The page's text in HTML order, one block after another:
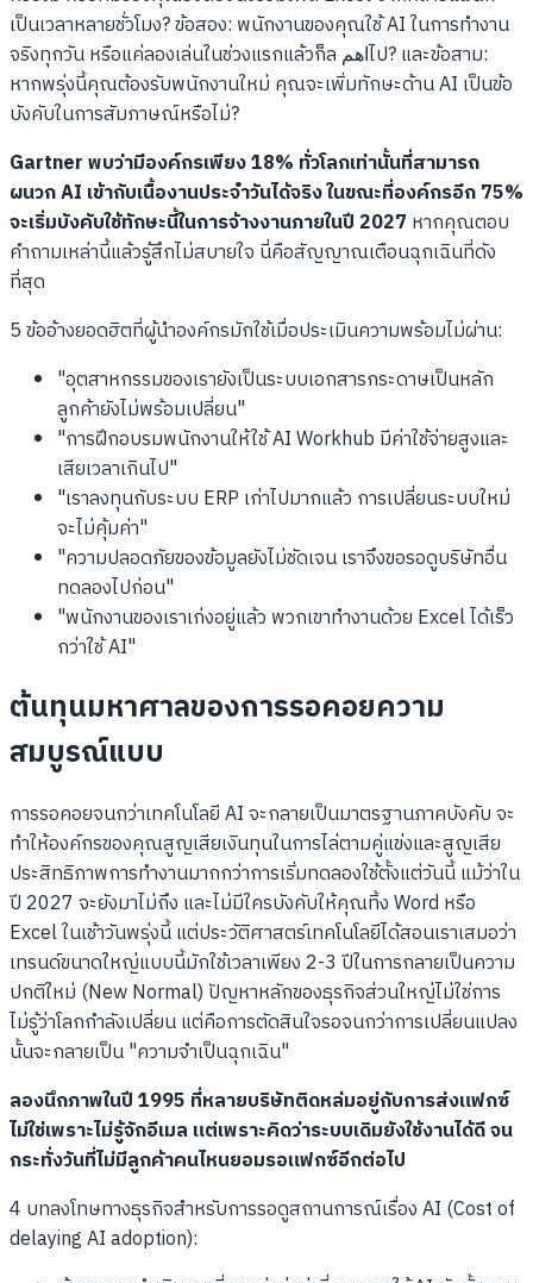
เป็นเวลาหลายชั่วโมง? ข้อสอง: พนักงานของคุณใช้ AI ในการทำงาน
จริงทุกวัน หรือแค่ลองเล่นในช่วงแรกแล้วก็ล اهمไป? และข้อสาม:
หากพรุ่งนี้คุณต้องรับพนักงานใหม่ คุณจะเพิ่มทักษะด้าน AI เป็นข้อ
บังคับในการสัมภาษณ์หรือไม่?
Gartner พบว่ามีองค์กรเพียง 18% ทั่วโลกเท่านั้นที่สามารถ
ผนวก AI เข้ากับเนื้องานประจำวันได้จริง ในขณะที่องค์กรอีก 75%
จะเริ่มบังคับใช้ทักษะนี้ในการจ้างงานภายในปี 2027 หากคุณตอบ
คำถามเหล่านี้แล้วรู้สึกไม่สบายใจ นี่คือสัญญาณเตือนฉุกเฉินที่ดัง
ที่สุด
5 ข้ออ้างยอดฮิตที่ผู้นำองค์กรมักใช้เมื่อประเมินความพร้อมไม่ผ่าน:
"อุตสาหกรรมของเรายังเป็นระบบเอกสารกระดาษเป็นหลัก
ลูกค้ายังไม่พร้อมเปลี่ยน"
"การฝึกอบรมพนักงานให้ใช้ AI Workhub มีค่าใช้จ่ายสูงและ
เสียเวลาเกินไป"
"เราลงทุนกับระบบ ERP เก่าไปมากแล้ว การเปลี่ยนระบบใหม่
จะไม่คุ้มค่า"
"ความปลอดภัยของข้อมูลยังไม่ชัดเจน เราจึงขอรอดูบริษัทอื่น
ทดลองไปก่อน"
"พนักงานของเราเก่งอยู่แล้ว พวกเขาทำงานด้วย Excel ได้เร็ว
กว่าใช้ AI"
ต้นทุนมหาศาลของการรอคอยความ
สมบูรณ์แบบ
การรอคอยจนกว่าเทคโนโลยี AI จะกลายเป็นมาตรฐานภาคบังคับ จะ
ทำให้องค์กรของคุณสูญเสียเงินทุนในการไล่ตามคู่แข่งและสูญเสีย
ประสิทธิภาพการทำงานมากกว่าการเริ่มทดลองใช้ตั้งแต่วันนี้ แม้ว่าใน
ปี 2027 จะยังมาไม่ถึง และไม่มีใครบังคับให้คุณทิ้ง Word หรือ
Excel ในเช้าวันพรุ่งนี้ แต่ประวัติศาสตร์เทคโนโลยีได้สอนเราเสมอว่า
เทรนด์ขนาดใหญ่แบบนี้มักใช้เวลาเพียง 2-3 ปีในการกลายเป็นความ
ปกติใหม่ (New Normal) ปัญหาหลักของธุรกิจส่วนใหญ่ไม่ใช่การ
ไม่รู้ว่าโลกกำลังเปลี่ยน แต่คือการตัดสินใจรอจนกว่าการเปลี่ยนแปลง
นั้นจะกลายเป็น "ความจำเป็นฉุกเฉิน"
ลองนึกภาพในปี 1995 ที่หลายบริษัทติดหล่มอยู่กับการส่งแฟกซ์
ไม่ใช่เพราะไม่รู้จักอีเมล แต่เพราะคิดว่าระบบเดิมยังใช้งานได้ดี จน
กระทั่งวันที่ไม่มีลูกค้าคนไหนยอมรอแฟกซ์อีกต่อไป
4 บทลงโทษทางธุรกิจสำหรับการรอดูสถานการณ์เรื่อง AI (Cost of
delaying AI adoption):